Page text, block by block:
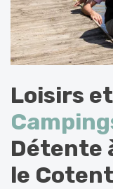
Loisirs
Détente
le